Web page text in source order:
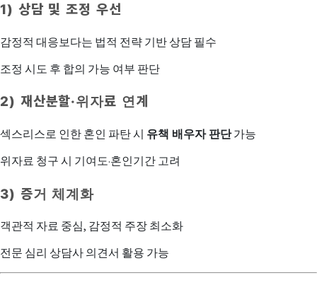
1) 상담 및 조정 우선
감정적 대응보다는 법적 전략 기반 상담 필수
조정 시도 후 합의 가능 여부 판단
2) 재산분할·위자료 연계
섹스리스로 인한 혼인 파탄 시 유책 배우자 판단가능
위자료 청구 시 기여도·혼인기간 고려
3) 증거 체계화
객관적 자료 중심, 감정적 주장 최소화
전문 심리 상담사 의견서 활용 가능